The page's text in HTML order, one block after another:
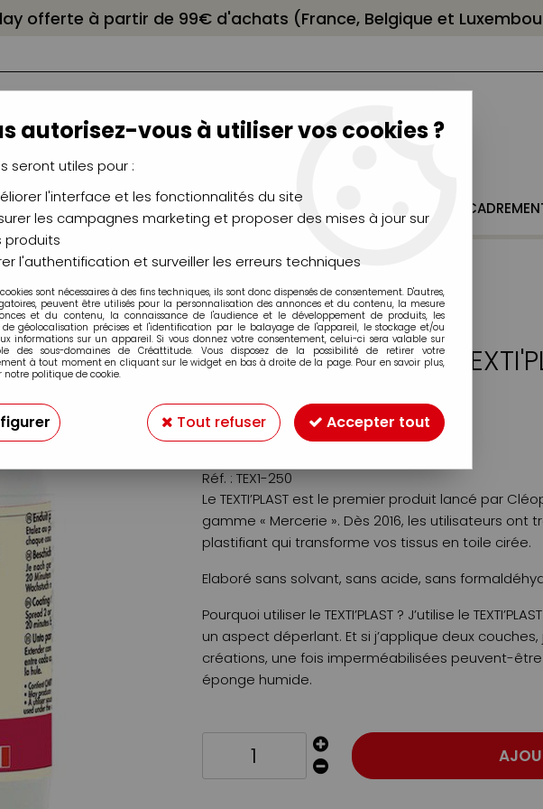
offerte à partir de 99€ d'achats (France, Belgique et
CHÂSSIS
CHEVALETS
AÉROGRAPHIE
MODÉLISME
MOULAGE
PLASTIFIANT TEXTI'PLAST 250GR
ENDUIT PLASTIFIANT
9,90€TTC
Réf. : TEX1-250
Le TEXTI’PLAST est le premier produit lancé par
gamme « Mercerie ». Dès 2016, les utilisateurs ont
plastifiant qui transforme vos tissus en toile cirée.
Elaboré sans solvant, sans acide, sans
Pourquoi utiliser le TEXTI’PLAST ? J’utilise le
un aspect déperlant. Et si j’applique deux
créations, une fois imperméabilisées peuvent-
éponge humide.
autorisez-vous à utiliser vos cookies ?
seront utiles pour :
l'interface et les fonctionnalités du site
les campagnes marketing et proposer des mises à jour sur
produits
l'authentification et surveiller les erreurs techniques
sont nécessaires à des fins techniques, ils sont donc dispensés de consentement. D'autres,
peuvent être utilisés pour la personnalisation des annonces et du contenu, la mesure
et du contenu, la connaissance de l'audience et le développement de produits, les
de géolocalisation précises et l'identification par le balayage de l'appareil, le stockage et/ou
informations sur un appareil. Si vous donnez votre consentement, celui-ci sera valable sur
des sous-domaines de Créattitude. Vous disposez de la possibilité de retirer votre
à tout moment en cliquant sur le widget en bas à droite de la page. Pour en savoir plus,
notre politique de cookie.
Tout refuser Accepter tout